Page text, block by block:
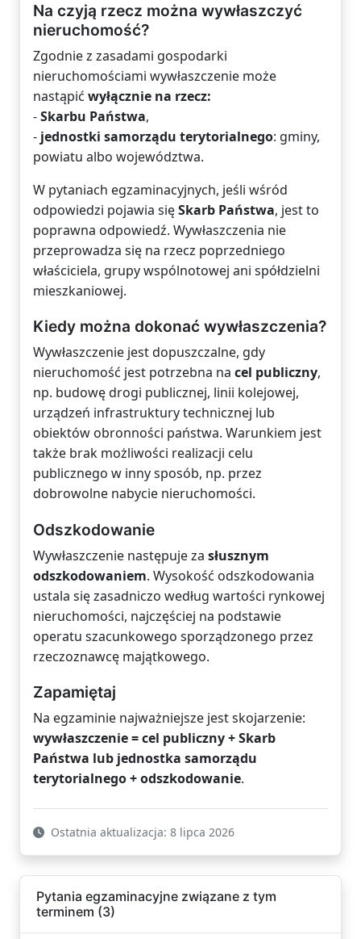
Na czyją rzecz można wywłaszczyć
nieruchomość?
Zgodnie z zasadami gospodarki
nieruchomościami wywłaszczenie może
nastąpić wyłącznie na rzecz:
-Skarbu Państwa,
- jednostki samorządu terytorialnego: gminy,
powiatu albo województwa.
W pytaniach egzaminacyjnych, jeśli wśród
odpowiedzi pojawia sięSkarb Państwa, jest to
poprawna odpowiedź. Wywłaszczenia nie
przeprowadza się na rzecz poprzedniego
właściciela, grupy wspólnotowej ani spółdzielni
mieszkaniowej.
Kiedy można dokonać wywłaszczenia?
Wywłaszczenie jest dopuszczalne, gdy
nieruchomość jest potrzebna na cel publiczny,
np. budowę drogi publicznej, linii kolejowej,
urządzeń infrastruktury technicznej lub
obiektów obronności państwa. Warunkiem jest
także brak możliwości realizacji celu
publicznego w inny sposób, np. przez
dobrowolne nabycie nieruchomości.
Odszkodowanie
Wywłaszczenie następuje za słusznym
odszkodowaniem. Wysokość odszkodowania
ustala się zasadniczo według wartości rynkowej
nieruchomości, najczęściej na podstawie
operatu szacunkowego sporządzonego przez
rzeczoznawcę majątkowego.
Zapamiętaj
Na egzaminie najważniejsze jest skojarzenie:
wywłaszczenie = cel publiczny + Skarb
Państwa lub jednostka samorządu
terytorialnego + odszkodowanie.
Ostatnia aktualizacja: 8 lipca 2026
Pytania egzaminacyjne związane z tym
terminem (3)